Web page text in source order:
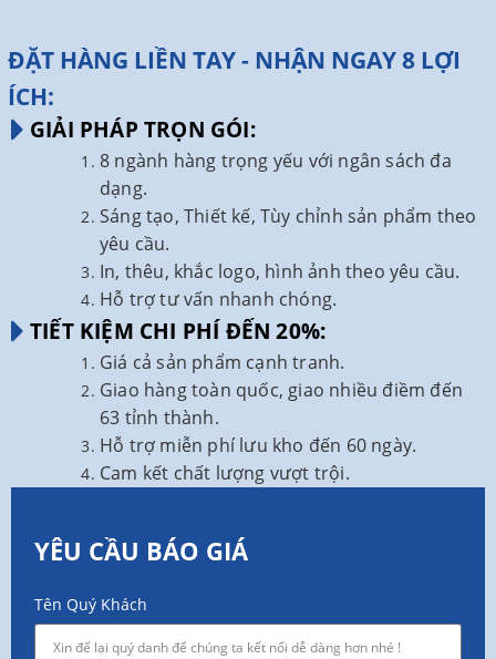
ĐẶT HÀNG LIỀN TAY - NHẬN NGAY 8 LỢI
ÍCH:
GIẢI PHÁP TRỌN GÓI:
8 ngành hàng trọng yếu với ngân sách đa
dạng.
Sáng tạo, Thiết kế, Tùy chỉnh sản phẩm theo
yêu cầu.
In, thêu, khắc logo, hình ảnh theo yêu cầu.
Hỗ trợ tư vấn nhanh chóng.
TIẾT KIỆM CHI PHÍ ĐẾN 20%:
Giá cả sản phẩm cạnh tranh.
Giao hàng toàn quốc, giao nhiều điềm đến
63 tỉnh thành.
Hỗ trợ miễn phí lưu kho đến 60 ngày.
Cam kết chất lượng vượt trội.
YÊU CẦU BÁO GIÁ
Tên Quý Khách